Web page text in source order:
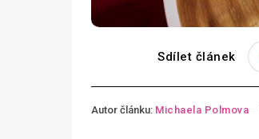
Sdílet článek
Autor článku: Michaela Polmova